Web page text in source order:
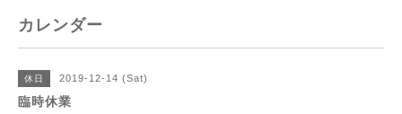
カレンダー
休日 2019-12-14 (Sat)
臨時休業